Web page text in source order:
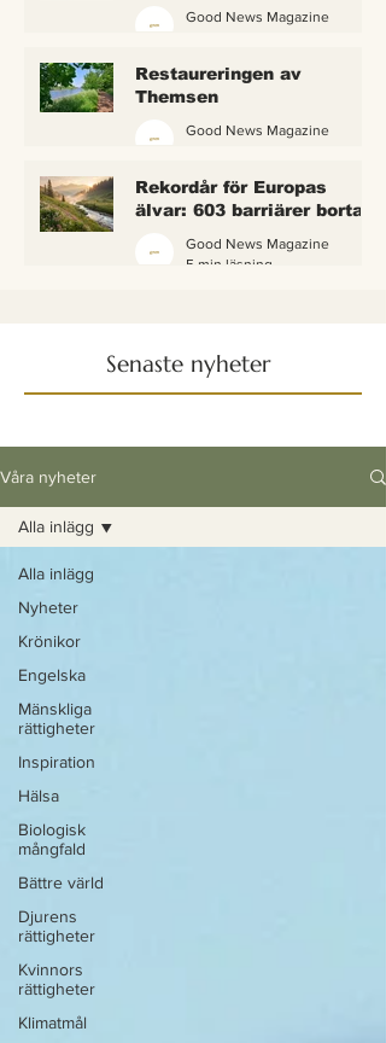
Good News Magazine
Restaureringen av
Themsen
Good News Magazine
Rekordår för Europas
älvar: 603 barriärer borta
igen
Good News Magazine
5 min läsning
Senaste nyheter
Våra nyheter
Alla inlägg
Nyheter
Krönikor
Engelska
Mänskliga
rättigheter
Inspiration
Hälsa
Biologisk
mångfald
Bättre värld
Djurens
rättigheter
Kvinnors
rättigheter
Klimatmål
Alla inlägg